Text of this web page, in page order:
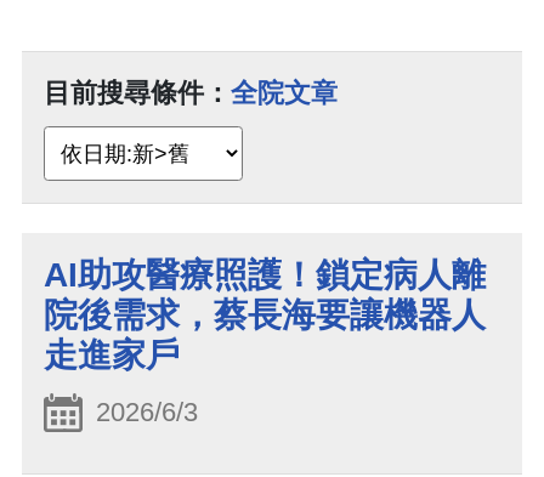
目前搜尋條件： 全院文章
AI助攻醫療照護！鎖定病人離
院後需求，蔡長海要讓機器人
走進家戶
2026/6/3